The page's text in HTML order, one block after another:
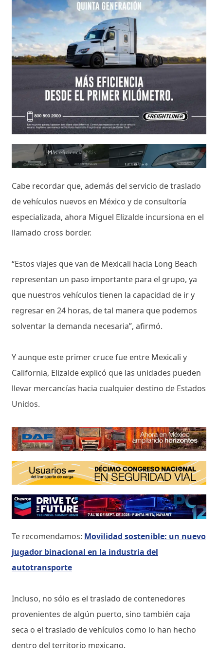
Cabe recordar que, además del servicio de traslado
de vehículos nuevos en México y de consultoría
especializada, ahora Miguel Elizalde incursiona en el
llamado cross border.
“Estos viajes que van de Mexicali hacia Long Beach
representan un paso importante para el grupo, ya
que nuestros vehículos tienen la capacidad de ir y
regresar en 24 horas, de tal manera que podemos
solventar la demanda necesaria”, afirmó.
Y aunque este primer cruce fue entre Mexicali y
California, Elizalde explicó que las unidades pueden
llevar mercancías hacia cualquier destino de Estados
Unidos.
Te recomendamos: Movilidad sostenible: un nuevo
jugador binacional en la industria del
autotransporte
Incluso, no sólo es el traslado de contenedores
provenientes de algún puerto, sino también caja
seca o el traslado de vehículos como lo han hecho
dentro del territorio mexicano.